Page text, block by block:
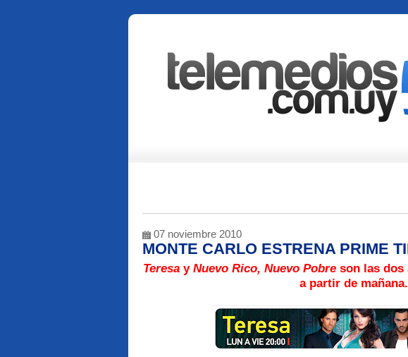
07 noviembre 2010
MONTE CARLO ESTRENA PRIME
Teresa y Nuevo Rico, Nuevo Pobre son las dos
a partir de mañana.